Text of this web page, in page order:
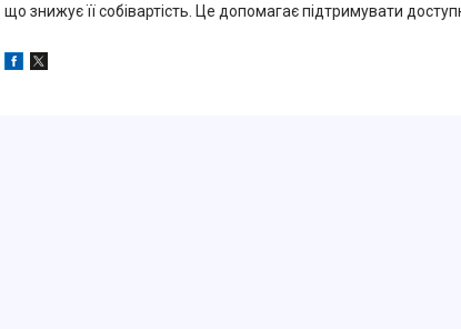
що знижує її собівартість. Це допомагає підтримувати